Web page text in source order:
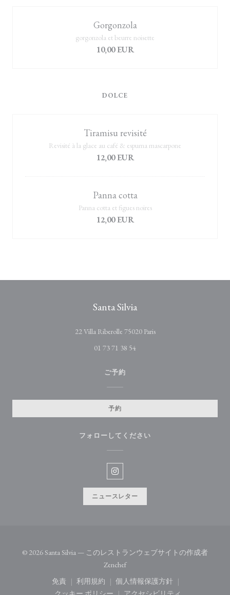
Gorgonzola
gorgonzola et beurre noisette
10,00 EUR
DOLCE
Tiramisu revisité
Revisité à la glace au café & espuma mascarpone
12,00 EUR
Panna cotta
Panna cotta et figues noires
12,00 EUR
Santa Silvia
22 Villa Riberolle 75020 Paris((新しいウィンドウで
01 73 71 38 54
ご予約
予約
フォローしてください
Instagram ((新しいウィンドウ
ニュースレター
© 2026 Santa Silvia — このレストランウェブサイトの作成者
Zenchef((新しいウィンドウで開きます))
免責
((新しいウィンドウで開きます))
利用規約
((新しいウィンドウで開きます))
個人情報保護方針
((新しいウィンドウで開